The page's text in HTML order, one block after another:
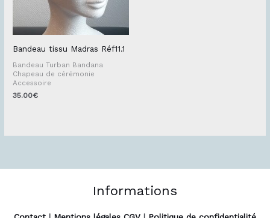
Bandeau tissu Madras Réf11.1
Bandeau Turban Bandana
Chapeau de cérémonie
Accessoire
35.00€
Informations